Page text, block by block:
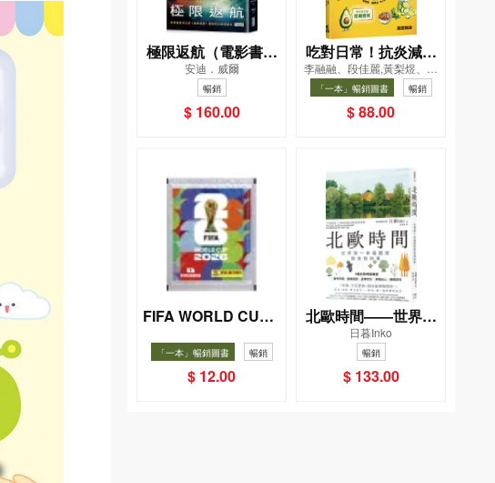
極限返航（電影書衣
典藏版）（獨家收錄
作者訪談）
安迪．威爾
暢銷
$ 160.00
吃對日常！抗炎減糖
飲食法
李融融、段佳麗,黃梨煜、顧
凱辰
「一本」暢銷圖書 暢銷
$ 88.00
FIFA WORLD CUP 2
貼紙包）
「一本」暢銷圖書 暢銷
$ 12.00
北歐時間——世界第
一幸福國度教會我的
事
日暮Inko
暢銷
$ 133.00